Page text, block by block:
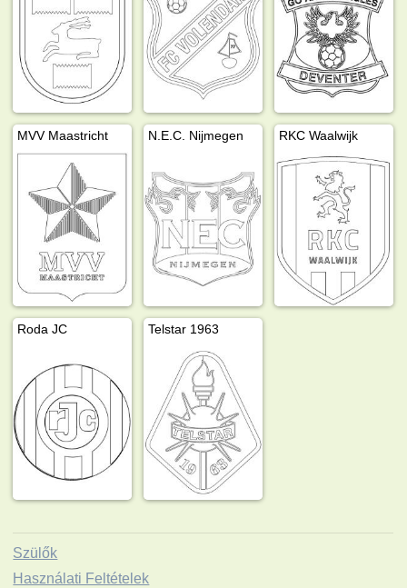
MVV Maastricht N.E.C. Nijmegen RKC Waalwijk
Roda JC Telstar 1963
Szülők
Használati Feltételek